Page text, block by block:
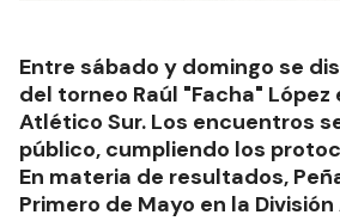
Entre sábado y domingo se
del torneo Raúl "Facha" López
Atlético Sur. Los encuentros
público, cumpliendo los
En materia de resultados,
Primero de Mayo en la División